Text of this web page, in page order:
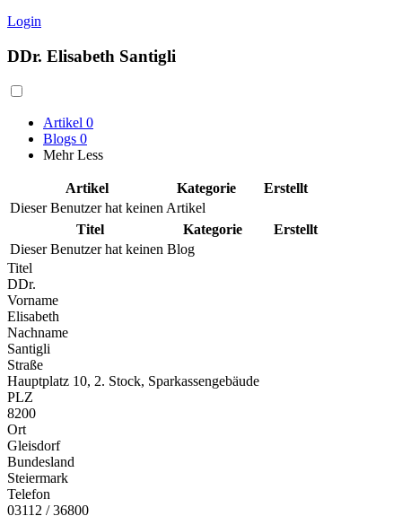
Login
DDr. Elisabeth Santigli
Artikel 0
Blogs 0
Mehr Less
Artikel Kategorie
Erstellt
Dieser Benutzer hat keinen Artikel
Titel
Kategorie
Erstellt
Dieser Benutzer hat keinen Blog
Titel
DDr.
Vorname
Elisabeth
Nachname
Santigli
Straße
Hauptplatz 10, 2. Stock, Sparkassengebäude
PLZ
8200
Ort
Gleisdorf
Bundesland
Steiermark
Telefon
03112 / 36800